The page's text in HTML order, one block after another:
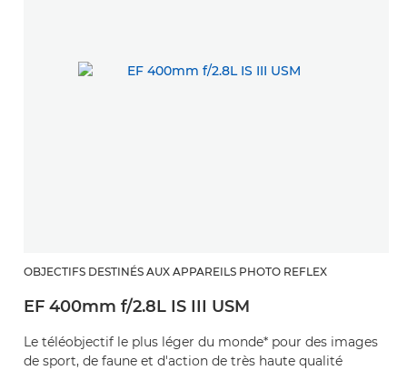
OBJECTIFS DESTINÉS AUX APPAREILS PHOTO REFLEX
EF 400mm f/2.8L IS III USM
Le téléobjectif le plus léger du monde* pour des images
de sport, de faune et d'action de très haute qualité